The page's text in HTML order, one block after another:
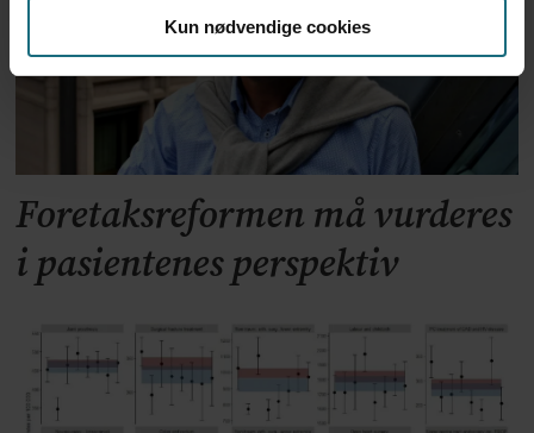
Kun nødvendige cookies
Foretaksreformen må vurderes
i pasientenes perspektiv